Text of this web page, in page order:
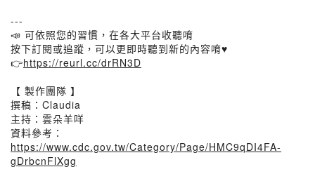
---
📣 可依照您的習慣，在各大平台收聽唷
按下訂閱或追蹤，可以更即時聽到新的內容唷♥️
👉https://reurl.cc/drRN3D
【 製作團隊 】
撰稿：Claudia
主持：雲朵羊咩
資料參考：
https://www.cdc.gov.tw/Category/Page/HMC9qDI4FA-
gDrbcnFlXgg